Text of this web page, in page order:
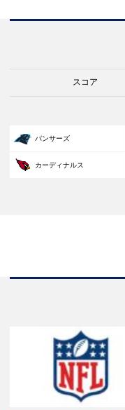
スコア
パンサーズ
カーディナルス